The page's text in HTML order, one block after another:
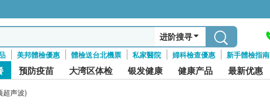
进阶搜寻
美邦體檢優惠 體檢送台北機票 私家醫院 婦科檢查優惠 新手體檢指南
预防疫苗 大湾区体检 银发健康 健康产品 最新优惠
超声波)